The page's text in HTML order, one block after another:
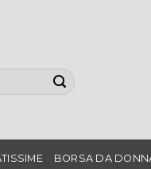
BORSA DA